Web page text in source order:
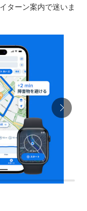
ターン案内で迷いま